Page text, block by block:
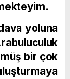
yoluna
bir çok